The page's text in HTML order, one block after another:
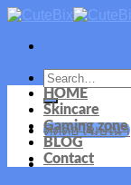
Skip
content
ติดต่อโฆษณา
HOME
Skincare
Gaming zone
BLOG
Contact